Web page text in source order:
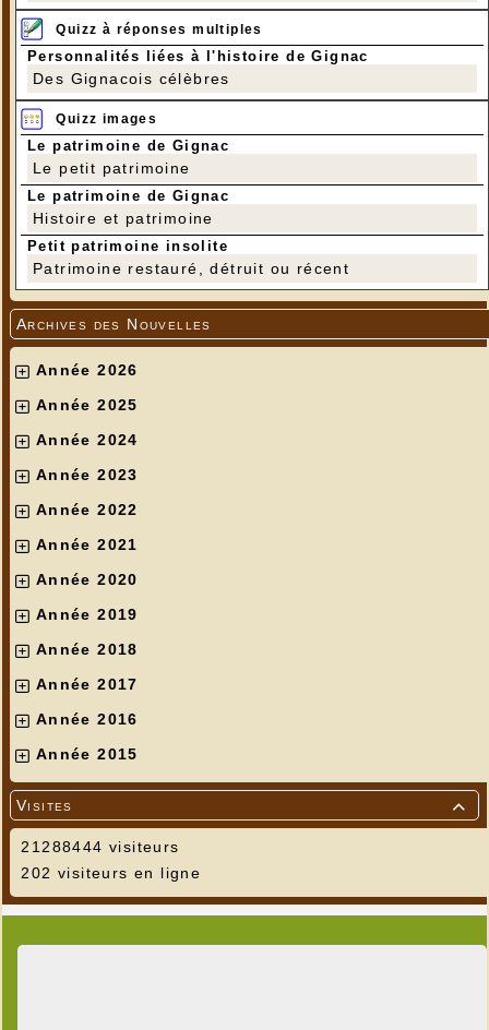
Quizz à réponses multiples
Personnalités liées à l'histoire de Gignac
Des Gignacois célèbres
Quizz images
Le patrimoine de Gignac
Le petit patrimoine
Le patrimoine de Gignac
Histoire et patrimoine
Petit patrimoine insolite
Patrimoine restauré, détruit ou récent
Archives des Nouvelles
Année 2026
Année 2025
Année 2024
Année 2023
Année 2022
Année 2021
Année 2020
Année 2019
Année 2018
Année 2017
Année 2016
Année 2015

Visites
21288444 visiteurs
202 visiteurs en ligne
Photos Jean-Pierre GAILLARD